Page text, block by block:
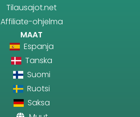
Tilausajot.net
Affiliate-ohjelma
MAAT
Espanja
Tanska
Suomi
Ruotsi
Saksa